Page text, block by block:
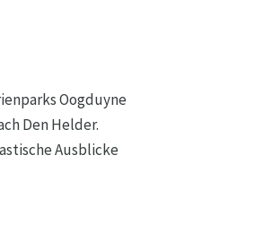
Oogduyne
Den Helder.
Ausblicke